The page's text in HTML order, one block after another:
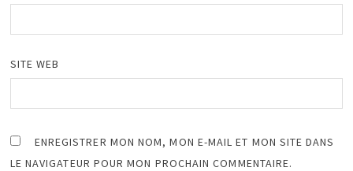
SITE WEB
ENREGISTRER MON NOM, MON E-MAIL ET MON SITE DANS
LE NAVIGATEUR POUR MON PROCHAIN COMMENTAIRE.